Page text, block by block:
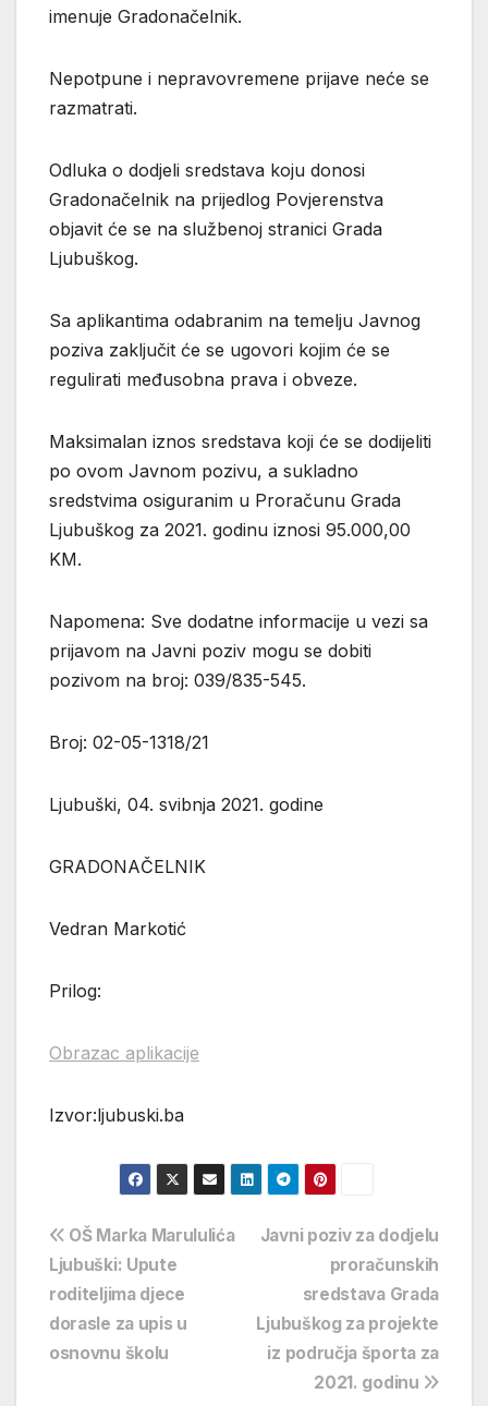
imenuje Gradonačelnik.
Nepotpune i nepravovremene prijave neće se
razmatrati.
Odluka o dodjeli sredstava koju donosi
Gradonačelnik na prijedlog Povjerenstva
objavit će se na službenoj stranici Grada
Ljubuškog.
Sa aplikantima odabranim na temelju Javnog
poziva zaključit će se ugovori kojim će se
regulirati međusobna prava i obveze.
Maksimalan iznos sredstava koji će se dodijeliti
po ovom Javnom pozivu, a sukladno
sredstvima osiguranim u Proračunu Grada
Ljubuškog za 2021. godinu iznosi 95.000,00
KM.
Napomena: Sve dodatne informacije u vezi sa
prijavom na Javni poziv mogu se dobiti
pozivom na broj: 039/835-545.
Broj: 02-05-1318/21
Ljubuški, 04. svibnja 2021. godine
GRADONAČELNIK
Vedran Markotić
Prilog:
Obrazac aplikacije
Izvor:ljubuski.ba
Navigacija
objava
Javni poziv za dodjelu
proračunskih
sredstava Grada
Ljubuškog za projekte
iz područja športa za
2021. godinu
OŠ Marka Marululića
Ljubuški: Upute
roditeljima djece
dorasle za upis u
osnovnu školu